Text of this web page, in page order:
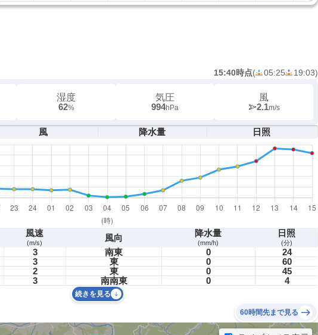
15:40時点( 05:25 19:03)
湿度
62%
気圧
994hPa
風
2.1m/s
風 降水量 日照
風速
(m/s) 風向 降水量
(mm/h)
日照
(分)
3 南東 0
24
3 東 0
60
2 東 0
45
3 南南東 0 4
続きを見る
60時間先まで見る